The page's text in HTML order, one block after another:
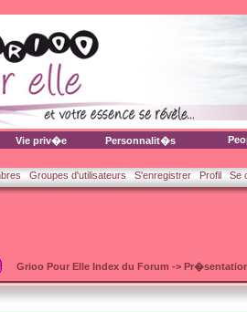
Vie priv�e Personnalit�s
Groupes d'utilisateurs S'enregistrer Profil Se
Grioo Pour Elle Index du Forum ->